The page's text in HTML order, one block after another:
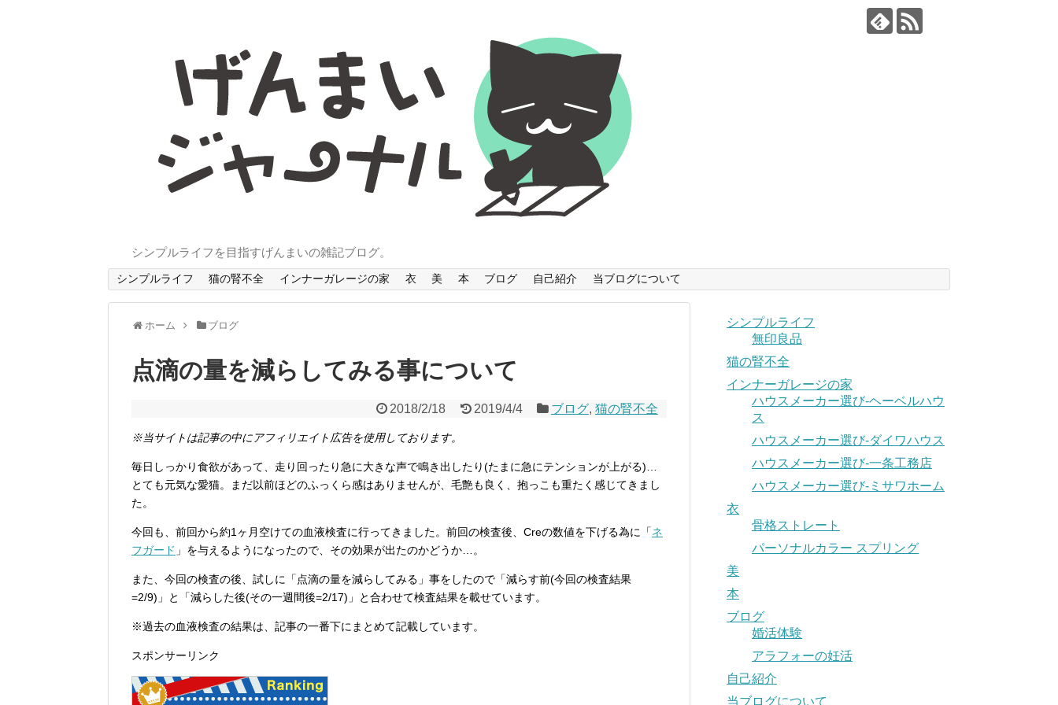
シンプルライフを目指すげんまいの雑記ブログ。
シンプルライフ 猫の腎不全 インナーガレージの家 衣 美 本 ブログ 自己紹介 当ブログについて
ホーム ブログ
点滴の量を減らしてみる事について
2018/2/18 2019/4/4 ブログ, 猫の腎不全
※当サイトは記事の中にアフィリエイト広告を使用しております。
毎日しっかり食欲があって、走り回ったり急に大きな声で鳴き出したり(たまに急にテンションが上がる)…
とても元気な愛猫。まだ以前ほどのふっくら感はありませんが、毛艶も良く、抱っこも重たく感じてきまし
た。
今回も、前回から約1ヶ月空けての血液検査に行ってきました。前回の検査後、Creの数値を下げる為に「ネ
フガード 」を与えるようになったので、その効果が出たのかどうか…。
また、今回の検査の後、試しに「点滴の量を減らしてみる」事をしたので「減らす前(今回の検査結果
=2/9)」と「減らした後(その一週間後=2/17)」と合わせて検査結果を載せています。
※過去の血液検査の結果は、記事の一番下にまとめて記載しています。
スポンサーリンク
シンプルライフ
無印良品
猫の腎不全
インナーガレージの家
ハウスメーカー選び-ヘーベルハウ
ス
ハウスメーカー選び-ダイワハウス
ハウスメーカー選び-一条工務店
ハウスメーカー選び-ミサワホーム
衣
骨格ストレート
パーソナルカラー スプリング
美
本
ブログ
婚活体験
アラフォーの妊活
自己紹介
当ブログについて